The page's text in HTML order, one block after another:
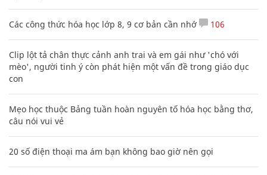
Các công thức hóa học lớp 8, 9 cơ bản cần nhớ 106
Clip lột tả chân thực cảnh anh trai và em gái như 'chó với
mèo', người tinh ý còn phát hiện một vấn đề trong giáo dục
con
Mẹo học thuộc Bảng tuần hoàn nguyên tố hóa học bằng thơ,
câu nói vui vẻ
20 số điện thoại ma ám bạn không bao giờ nên gọi